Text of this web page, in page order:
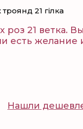
21 гілка
21 ветка.
есть желание
Нашли